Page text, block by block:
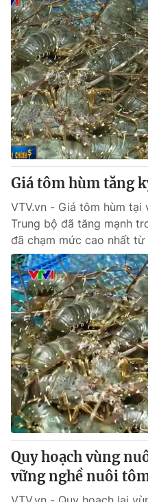
Giá tôm hùm tăng
VTV.vn - Giá tôm hùm tại
Trung bộ đã tăng mạnh
đã chạm mức cao nhất
Quy hoạch vùng
vững nghề nuôi